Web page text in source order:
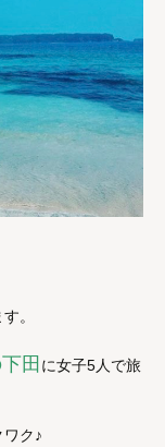
。
田 に女子5人で旅
ク♪